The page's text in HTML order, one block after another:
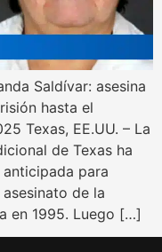
Saldívar: asesina
hasta el
Texas, EE.UU. – La
de Texas ha
para
de la
en 1995. Luego […]